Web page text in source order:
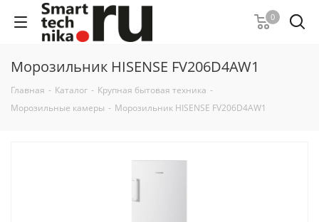
0
Морозильник HISENSE FV206D4AW1
Главная - Каталог - Крупная бытовая техника -
Морозильные камеры - Морозильник HISENSE FV206D4AW1